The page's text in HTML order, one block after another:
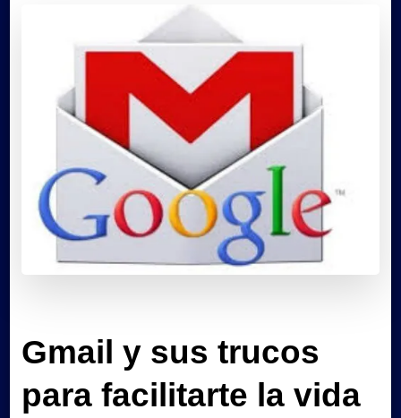
Gmail y sus trucos
para facilitarte la vida